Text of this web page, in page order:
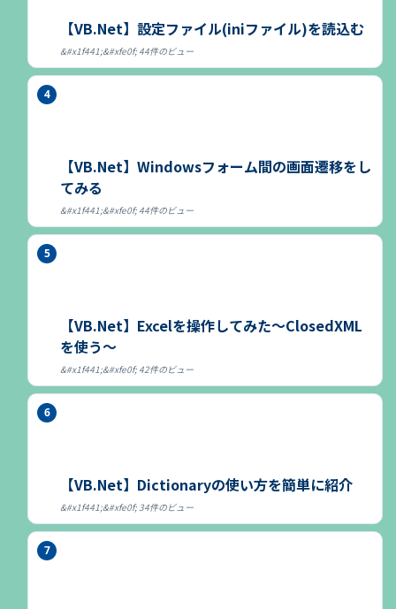
【VB.Net】設定ファイル(iniファイル)を読込む
44件のビュー
【VB.Net】Windowsフォーム間の画面遷移をし
てみる
44件のビュー
【VB.Net】Excelを操作してみた～ClosedXML
を使う～
42件のビュー
【VB.Net】Dictionaryの使い方を簡単に紹介
34件のビュー